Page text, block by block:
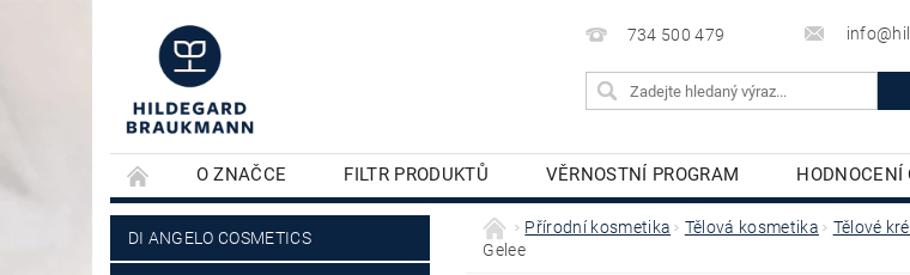
734 500 479
O ZNAČCE FILTR PRODUKTŮ VĚRNOSTNÍ PROGRAM HODNOCENÍ
KONTAKTY
PLEŤOVÁ KOSMETIKA TĚLOVÁ KOSMETIKA DEKORATIVNÍ
DI ANGELO COSMETICS
Přírodní kosmetika Tělová kosmetika Tělové
Gelee